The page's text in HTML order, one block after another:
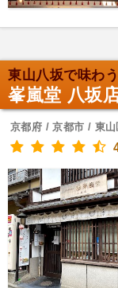
東山八坂で味わ
峯嵐堂 八坂
京都府 / 京都市 / 東